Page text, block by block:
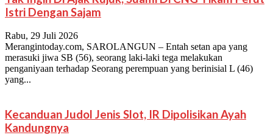
Istri Dengan Sajam
Rabu, 29 Juli 2026
Merangintoday.com, SAROLANGUN – Entah setan apa yang
merasuki jiwa SB (56), seorang laki-laki tega melakukan
penganiyaan terhadap Seorang perempuan yang berinisial L (46)
yang...
Kecanduan Judol Jenis Slot, IR Dipolisikan Ayah
Kandungnya